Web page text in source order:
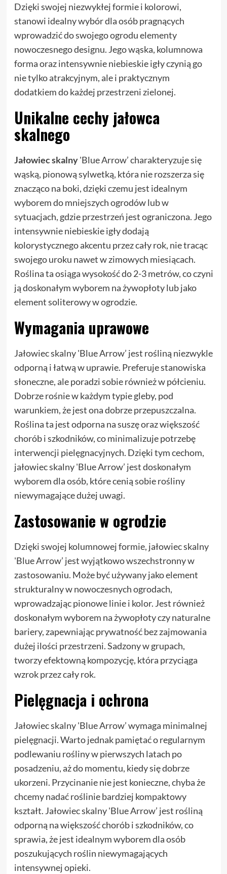
Dzięki swojej niezwykłej formie i kolorowi,
stanowi idealny wybór dla osób pragnących
wprowadzić do swojego ogrodu elementy
nowoczesnego designu. Jego wąska, kolumnowa
forma oraz intensywnie niebieskie igły czynią go
nie tylko atrakcyjnym, ale i praktycznym
dodatkiem do każdej przestrzeni zielonej.
Unikalne cechy jałowca
skalnego
Jałowiec skalny'Blue Arrow’ charakteryzuje się
wąską, pionową sylwetką, która nie rozszerza się
znacząco na boki, dzięki czemu jest idealnym
wyborem do mniejszych ogrodów lub w
sytuacjach, gdzie przestrzeń jest ograniczona. Jego
intensywnie niebieskie igły dodają
kolorystycznego akcentu przez cały rok, nie tracąc
swojego uroku nawet w zimowych miesiącach.
Roślina ta osiąga wysokość do 2-3 metrów, co czyni
ją doskonałym wyborem na żywopłoty lub jako
element soliterowy w ogrodzie.
Wymagania uprawowe
Jałowiec skalny 'Blue Arrow’ jest rośliną niezwykle
odporną i łatwą w uprawie. Preferuje stanowiska
słoneczne, ale poradzi sobie również w półcieniu.
Dobrze rośnie w każdym typie gleby, pod
warunkiem, że jest ona dobrze przepuszczalna.
Roślina ta jest odporna na suszę oraz większość
chorób i szkodników, co minimalizuje potrzebę
interwencji pielęgnacyjnych. Dzięki tym cechom,
jałowiec skalny 'Blue Arrow’ jest doskonałym
wyborem dla osób, które cenią sobie rośliny
niewymagające dużej uwagi.
Zastosowanie w ogrodzie
Dzięki swojej kolumnowej formie, jałowiec skalny
'Blue Arrow’ jest wyjątkowo wszechstronny w
zastosowaniu. Może być używany jako element
strukturalny w nowoczesnych ogrodach,
wprowadzając pionowe linie i kolor. Jest również
doskonałym wyborem na żywopłoty czy naturalne
bariery, zapewniając prywatność bez zajmowania
dużej ilości przestrzeni. Sadzony w grupach,
tworzy efektowną kompozycję, która przyciąga
wzrok przez cały rok.
Pielęgnacja i ochrona
Jałowiec skalny 'Blue Arrow’ wymaga minimalnej
pielęgnacji. Warto jednak pamiętać o regularnym
podlewaniu rośliny w pierwszych latach po
posadzeniu, aż do momentu, kiedy się dobrze
ukorzeni. Przycinanie nie jest konieczne, chyba że
chcemy nadać roślinie bardziej kompaktowy
kształt. Jałowiec skalny 'Blue Arrow’ jest rośliną
odporną na większość chorób i szkodników, co
sprawia, że jest idealnym wyborem dla osób
poszukujących roślin niewymagających
intensywnej opieki.